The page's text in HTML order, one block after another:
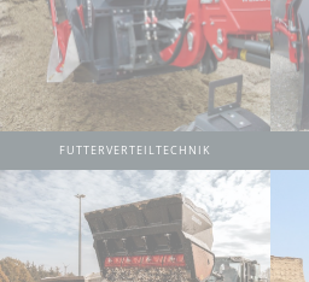
FUTTERVERTEILTECHNIK